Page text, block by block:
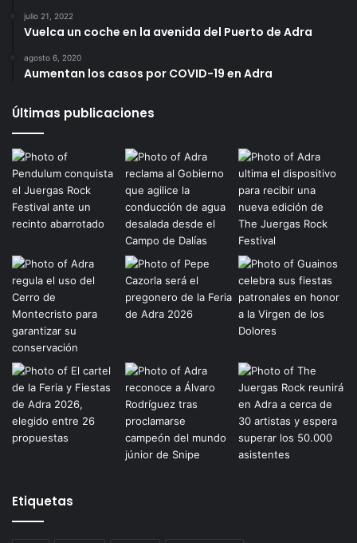
julio 21, 2022
Vuelca un coche en la avenida del Puerto de Adra
agosto 6, 2020
Aumentan los casos por COVID-19 en Adra
Últimas publicaciones
Etiquetas